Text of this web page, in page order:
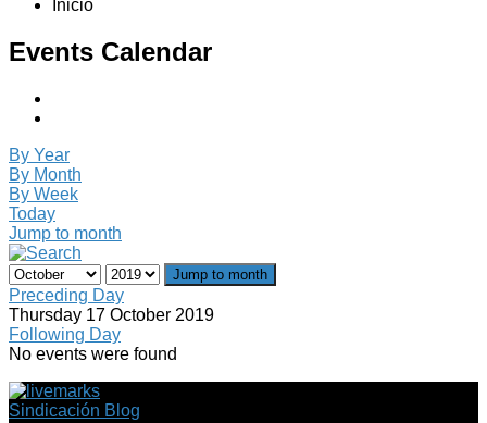
Inicio
Events Calendar
By Year
By Month
By Week
Today
Jump to month
Jump to month
Preceding Day
Thursday 17 October 2019
Following Day
No events were found
Sindicación Blog